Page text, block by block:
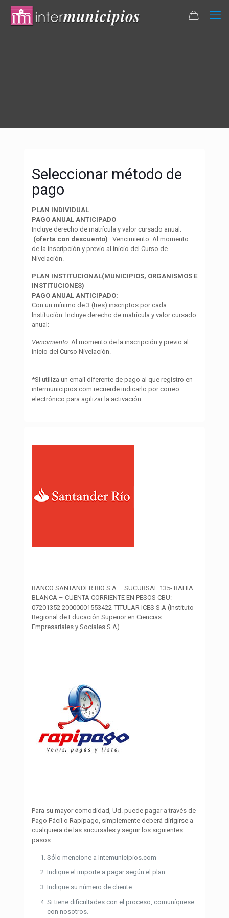
Seleccionar método de
pago
PLAN INDIVIDUAL
PAGO ANUAL ANTICIPADO
Incluye derecho de matrícula y valor cursado anual:
(oferta con descuento) . Vencimiento: Al momento
de la inscripción y previo al inicio del Curso de
Nivelación.
PLAN INSTITUCIONAL(MUNICIPIOS, ORGANISMOS E
INSTITUCIONES)
PAGO ANUAL ANTICIPADO:
Con un mínimo de 3 (tres) inscriptos por cada
Institución. Incluye derecho de matrícula y valor cursado
anual:
Vencimiento:Al momento de la inscripción y previo al
inicio del Curso Nivelación.
*SI utiliza un email diferente de pago al que registro en
intermunicipios.com recuerde indicarlo por correo
electrónico para agilizar la activación.
BANCO SANTANDER RIO S.A – SUCURSAL 135- BAHIA
BLANCA – CUENTA CORRIENTE EN PESOS CBU:
07201352 20000001553422-TITULAR ICES S.A (Instituto
Regional de Educación Superior en Ciencias
Empresariales y Sociales S.A)
Para su mayor comodidad, Ud. puede pagar a través de
Pago Fácil o Rapipago, simplemente deberá dirigirse a
cualquiera de las sucursales y seguir los siguientes
pasos:
Sólo mencione a Intemunicipios.com
Indique el importe a pagar según el plan.
Indique su número de cliente.
Si tiene dificultades con el proceso, comuníquese
con nosotros.